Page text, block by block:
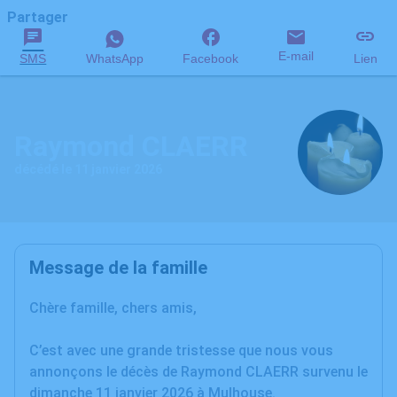
Partager
SMS WhatsApp Facebook E-mail Lien
Message de la famille
Chère famille, chers amis,
C’est avec une grande tristesse que nous vous
annonçons le décès de Raymond CLAERR survenu le
dimanche 11 janvier 2026 à Mulhouse.